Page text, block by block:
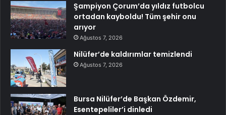
Şampiyon Çorum’da yıldız futbolcu
ortadan kayboldu! Tüm şehir onu
arıyor
Ağustos 7, 2026
Nilüfer’de kaldırımlar temizlendi
Ağustos 7, 2026
Bursa Nilüfer’de Başkan Özdemir,
Esentepeliler’i dinledi